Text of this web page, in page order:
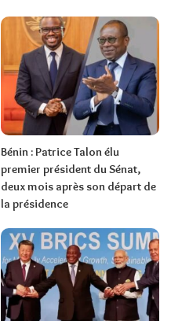
Bénin : Patrice Talon élu
premier président du Sénat,
deux mois après son départ de
la présidence